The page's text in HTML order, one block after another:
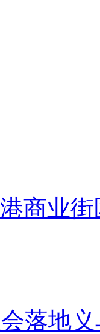
商业
落地